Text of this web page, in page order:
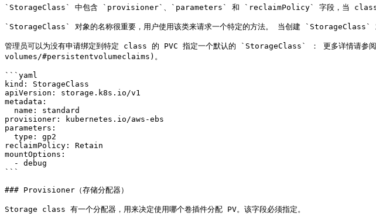
`StorageClass` 中包含 `provisioner`、`parameters` 和 `reclaimPolicy` 字段，当 class
`StorageClass` 对象的名称很重要，用户使用该类来请求一个特定的方法。 当创建 `StorageClass` 对
管理员可以为没有申请绑定到特定 class 的 PVC 指定一个默认的 `StorageClass` ： 更
volumes/#persistentvolumeclaims)。
```yaml
kind: StorageClass
apiVersion: storage.k8s.io/v1
metadata:
provisioner: kubernetes.io/aws-ebs
parameters:
reclaimPolicy: Retain
mountOptions:
```
### Provisioner（存储分配器）
Storage class 有一个分配器，用来决定使用哪个卷插件分配 PV。该字段必须指定。